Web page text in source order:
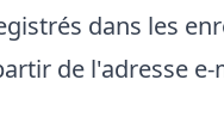
dans les
de l'adresse